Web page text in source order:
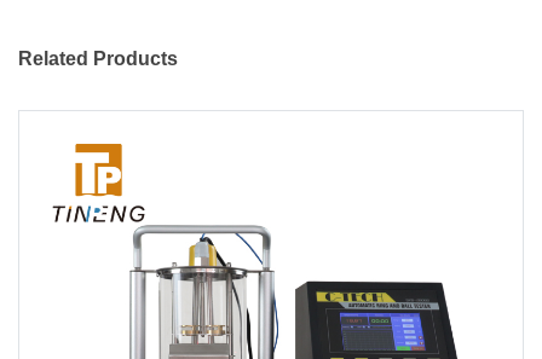
Related Products